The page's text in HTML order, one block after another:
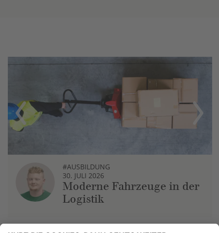
Previous
#AUSBILDUNG
30. JULI 2026
Moderne Fahrzeuge in der
Logistik
Next